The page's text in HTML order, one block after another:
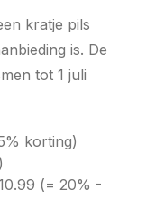
kratje pils
is. De
tot 1 juli
korting)
(= 20% -